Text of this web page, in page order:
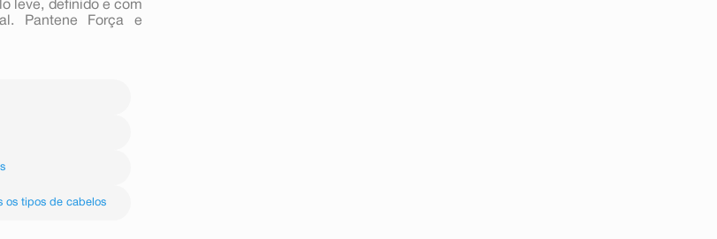
leve, definido e com
Pantene Força e
os tipos de cabelos